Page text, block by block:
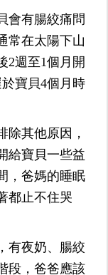
會有腸絞痛問
常在太陽下山
2週至1個月開
寶貝4個月時
除其他原因，
給寶貝一些益
，爸媽的睡眠
都止不住哭
有夜奶、腸絞
段，爸爸應該